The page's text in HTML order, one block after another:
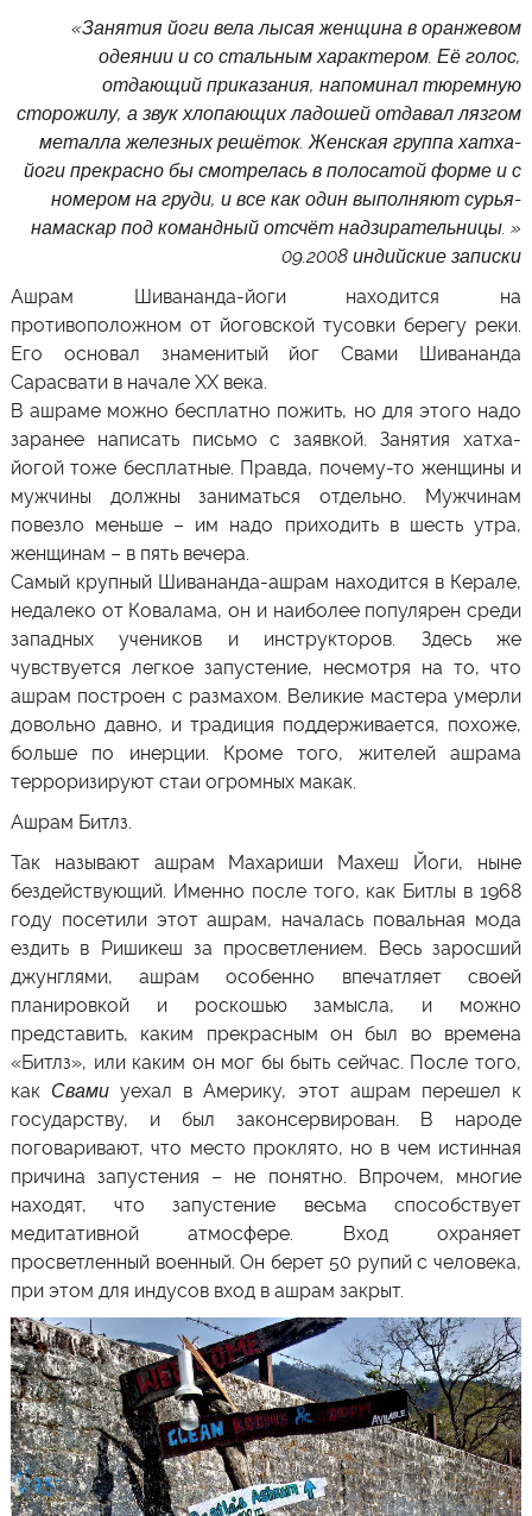
«Занятия йоги вела лысая женщина в оранжевом
одеянии и со стальным характером. Её голос,
отдающий приказания, напоминал тюремную
сторожилу, а звук хлопающих ладошей отдавал лязгом
металла железных решёток. Женская группа хатха-
йоги прекрасно бы смотрелась в полосатой форме и с
номером на груди, и все как один выполняют сурья-
намаскар под командный отсчёт надзирательницы. »
09.2008 индийские записки
Ашрам Шивананда-йоги находится на
противоположном от йоговской тусовки берегу реки.
Его основал знаменитый йог Свами Шивананда
Сарасвати в начале ХХ века.
В ашраме можно бесплатно пожить, но для этого надо
заранее написать письмо с заявкой. Занятияхатха-
йогойтоже бесплатные. Правда, почему-то женщины и
мужчины должны заниматься отдельно. Мужчинам
повезло меньше – им надо приходить в шесть утра,
женщинам – в пять вечера.
Самый крупный Шивананда-ашрам находится в Керале,
недалеко от Ковалама, он и наиболее популярен среди
западных учеников и инструкторов. Здесь же
чувствуется легкое запустение, несмотря на то, что
ашрам построен с размахом. Великие мастера умерли
довольно давно, и традиция поддерживается, похоже,
больше по инерции. Кроме того, жителей ашрама
терроризируют стаи огромных макак.
Ашрам Битлз.
Так называют ашрам Махариши Махеш Йоги, ныне
бездействующий. Именно после того, как Битлы в 1968
году посетили этот ашрам, началась повальная мода
ездить в Ришикеш за просветлением. Весь заросший
джунглями, ашрам особенно впечатляет своей
планировкой и роскошью замысла, и можно
представить, каким прекрасным он был во времена
«Битлз», или каким он мог бы быть сейчас. После того,
как Свами уехал в Америку, этот ашрам перешел к
государству, и был законсервирован. В народе
поговаривают, что место проклято, но в чем истинная
причина запустения – не понятно. Впрочем, многие
находят, что запустение весьма способствует
медитативной атмосфере. Вход охраняет
просветленный военный. Он берет 50 рупий с человека,
при этом для индусов вход в ашрам закрыт.